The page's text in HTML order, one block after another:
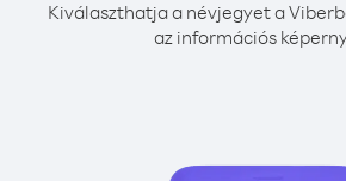
Kiválaszthatja a névjegyet a
az információs